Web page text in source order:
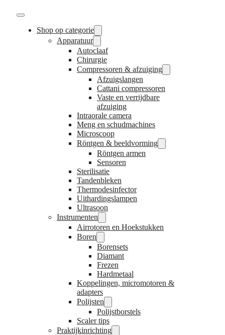
Shop op categorie
Apparatuur
Autoclaaf
Chirurgie
Compressoren & afzuiging
Afzuigslangen
Cattani compressoren
Vaste en verrijdbare
afzuiging
Intraorale camera
Meng en schudmachines
Microscoop
Röntgen & beeldvorming
Röntgen armen
Sensoren
Sterilisatie
Tandenbleken
Thermodesinfector
Uithardingslampen
Ultrasoon
Instrumenten
Airrotoren en Hoekstukken
Boren
Borensets
Diamant
Frezen
Hardmetaal
Koppelingen, micromotoren &
adapters
Polijsten
Polijstborstels
Scaler tips
Praktijkinrichting